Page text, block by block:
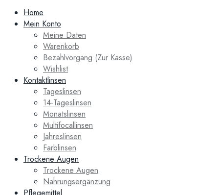
Home
Mein Konto
Meine Daten
Warenkorb
Bezahlvorgang (Zur Kasse)
Wishlist
Kontaktlinsen
Tageslinsen
14-Tageslinsen
Monatslinsen
Multifocallinsen
Jahreslinsen
Farblinsen
Trockene Augen
Trockene Augen
Nahrungsergänzung